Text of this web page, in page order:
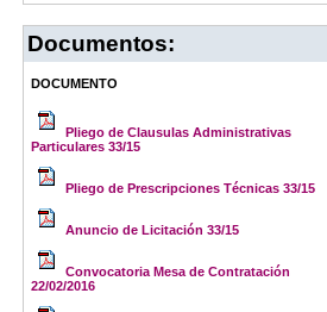
Documentos:
DOCUMENTO
Pliego de Clausulas Administrativas
Particulares 33/15
Pliego de Prescripciones Técnicas 33/15
Anuncio de Licitación 33/15
Convocatoria Mesa de Contratación
22/02/2016